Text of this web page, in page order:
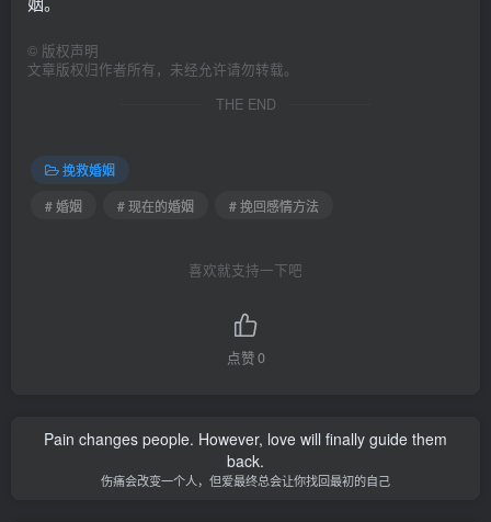
© 版权声明
文章版权归作者所有，未经允许请勿转载。
THE END
挽救婚姻
# 婚姻
# 现在的婚姻 # 挽回感情方法
喜欢就支持一下吧
点赞0
Pain changes people. However, love will finally guide them
back.
伤痛会改变一个人，但爱最终总会让你找回最初的自己